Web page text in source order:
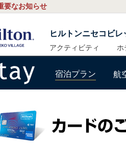
要なお知らせ
ヒルトンニセコビレ
アクティビティ ホ
宿泊プラン 航